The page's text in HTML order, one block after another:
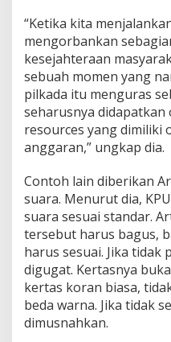
“Ketika kita
mengorbankan
kesejahteraan
sebuah momen yang
pilkada itu menguras
seharusnya
resources yang dimiliki
anggaran,” ungkap dia.
Contoh lain diberikan
suara. Menurut dia,
suara sesuai standar.
tersebut harus bagus,
harus sesuai. Jika tidak
digugat. Kertasnya
kertas koran biasa,
beda warna. Jika tidak
dimusnahkan.